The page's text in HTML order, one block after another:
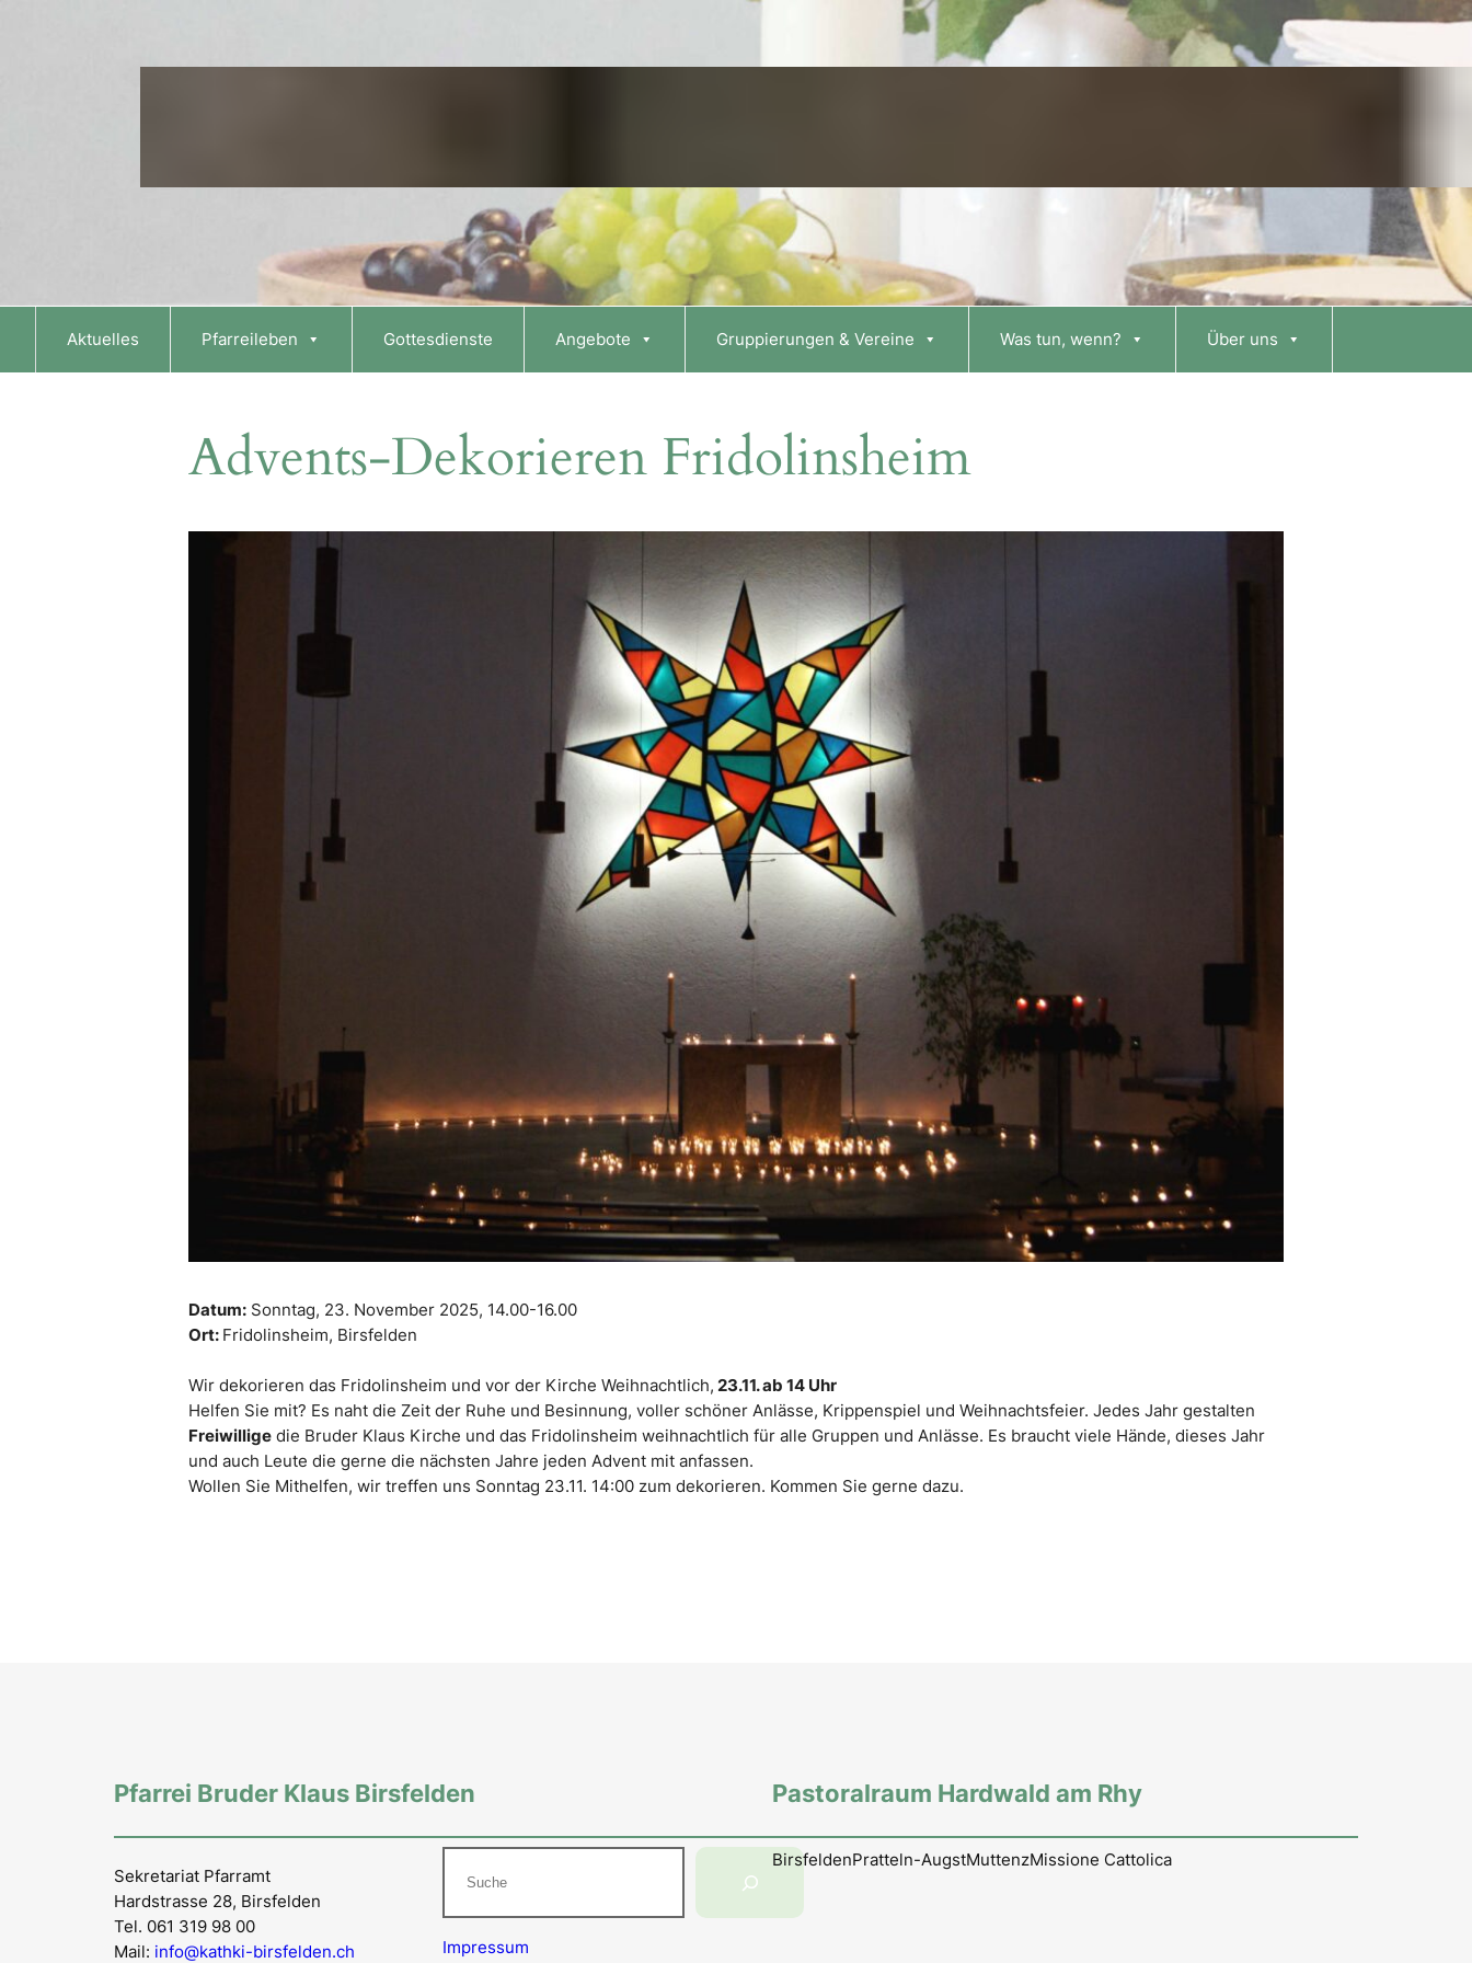
Aktuelles Pfarreileben Gottesdienste Angebote Gruppierungen & Vereine Was tun, wenn? Über uns
Advents-Dekorieren Fridolinsheim
Datum: Sonntag, 23. November 2025, 14.00-16.00
Ort: Fridolinsheim, Birsfelden
Wir dekorieren das Fridolinsheim und vor der Kirche Weihnachtlich, 23.11. ab 14 Uhr
Helfen Sie mit? Es naht die Zeit der Ruhe und Besinnung, voller schöner Anlässe, Krippenspiel und Weihnachtsfeier. Jedes Jahr gestalten
Freiwillige die Bruder Klaus Kirche und das Fridolinsheim weihnachtlich für alle Gruppen und Anlässe. Es braucht viele Hände, dieses Jahr
und auch Leute die gerne die nächsten Jahre jeden Advent mit anfassen.
Wollen Sie Mithelfen, wir treffen uns Sonntag 23.11. 14:00 zum dekorieren. Kommen Sie gerne dazu.
Pfarrei Bruder Klaus Birsfelden
Sekretariat Pfarramt
Hardstrasse 28, Birsfelden
Tel. 061 319 98 00
Mail: info@kathki-birsfelden.ch
Impressum
Pastoralraum Hardwald am Rhy
BirsfeldenPratteln-AugstMuttenzMissione Cattolica